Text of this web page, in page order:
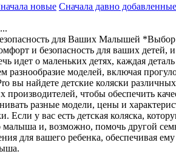
новые Сначала давно добавленные
для Ваших Малышей
и безопасность для ваших
идет о маленьких детях, каждая
разнообразие моделей, включая
вы найдете детские коляски
производителей, чтобы обеспечить
разные модели, цены и
Если у вас есть детская коляска,
малыша и, возможно, помочь другой
для вашего ребенка, обеспечивая